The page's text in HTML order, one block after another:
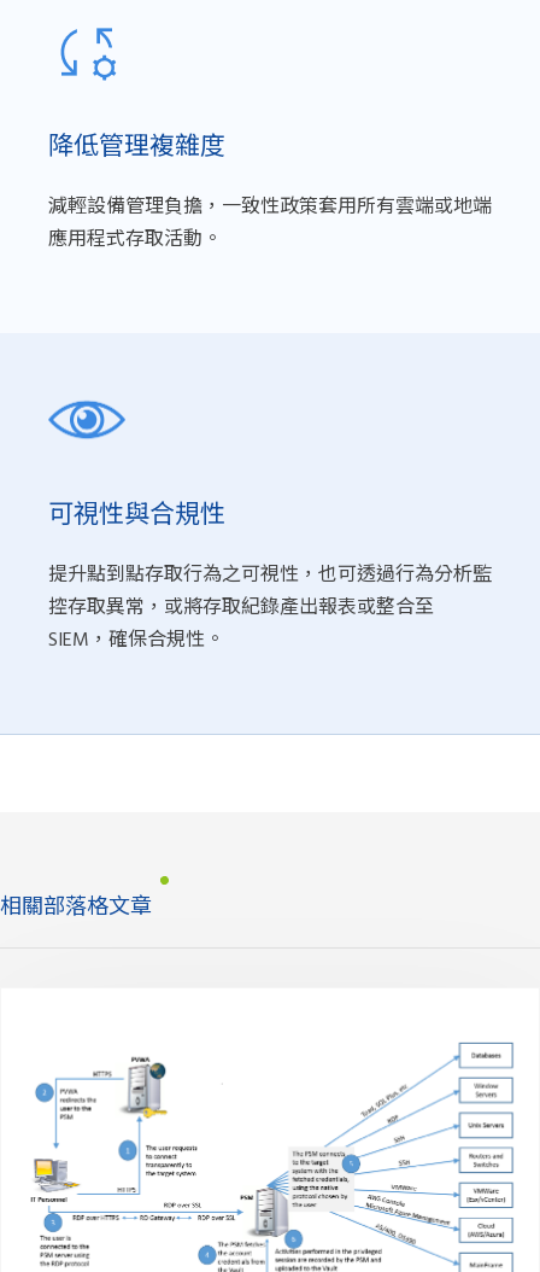
降低管理複雜度
減輕設備管理負擔，一致性政策套用所有雲端或地端
應用程式存取活動。
可視性與合規性
提升點到點存取行為之可視性，也可透過行為分析監
控存取異常，或將存取紀錄產出報表或整合至
SIEM，確保合規性。
相關部落格文章